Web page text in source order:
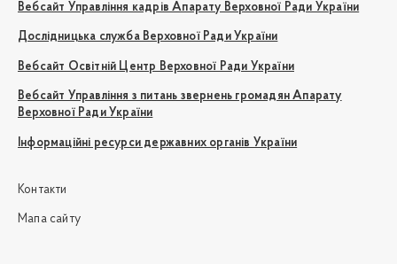
Вебсайт Управління кадрів Апарату Верховної Ради України
Дослідницька служба Верховної Ради України
Вебсайт Освітній Центр Верховної Ради України
Вебсайт Управління з питань звернень громадян Апарату
Верховної Ради України
Інформаційні ресурси державних органів України
Контакти
Мапа сайту